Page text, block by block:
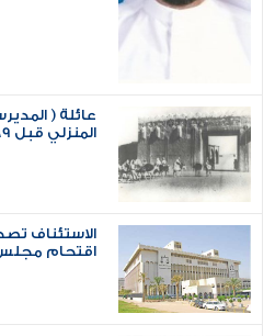
عائلة (
المنزلي قبل 189 سنة
الاستئناف
اقتحام مجلس